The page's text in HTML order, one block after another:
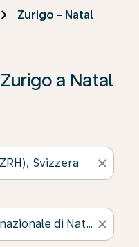
Zurigo - Natal
a Natal
close
close
su “Cerca le offerte”